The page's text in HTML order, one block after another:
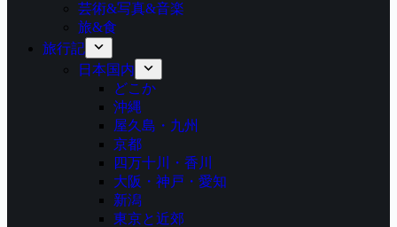
芸術&写真&音楽
旅&食
旅行記
日本国内
どこか
沖縄
屋久島・九州
京都
四万十川・香川
大阪・神戸・愛知
新潟
東京と近郊